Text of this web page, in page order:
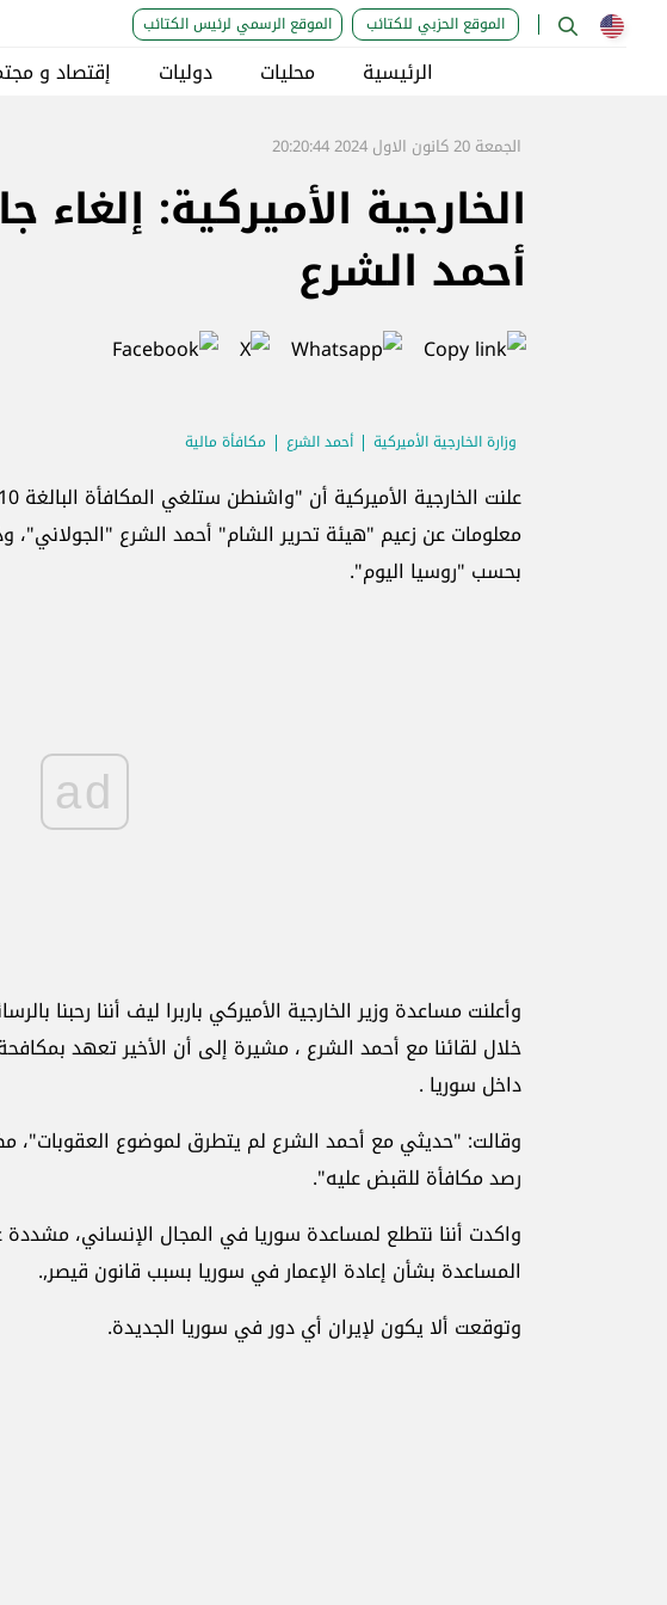
الموقع الحزبي للكتائب الموقع الرسمي لرئيس الكتائب
الرئيسية محليات دوليات إقتصاد و
الجمعة 20 كانون الاول 2024 20:20:44
أحمد الشرع
وزارة الخارجية الأميركية أحمد الشرع مكافأة مالية
معلومات عن زعيم "هيئة تحرير الشام" أحمد الشرع "الجولاني"،
بحسب "روسيا اليوم".
ad
وأعلنت مساعدة وزير الخارجية الأميركي باربرا ليف أننا رحبنا
خلال لقائنا مع أحمد الشرع ، مشيرة إلى أن الأخير تعهد
داخل سوريا .
وقالت: "حديثي مع أحمد الشرع لم يتطرق لموضوع العقوبات"،
رصد مكافأة للقبض عليه".
واكدت أننا نتطلع لمساعدة سوريا في المجال الإنساني، مشددة
المساعدة بشأن إعادة الإعمار في سوريا بسبب قانون قيصر,.
وتوقعت ألا يكون لإيران أي دور في سوريا الجديدة.